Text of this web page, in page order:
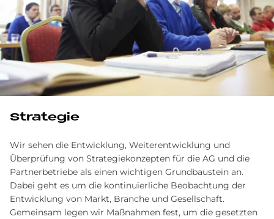
Stra­te­gie
Wir sehen die Entwicklung, Weiterentwicklung und
Überprüfung von Strategiekonzepten für die AG und die
Partnerbetriebe als einen wichtigen Grundbaustein an.
Dabei geht es um die kontinuierliche Beobachtung der
Entwicklung von Markt, Branche und Gesellschaft.
Gemeinsam legen wir Maßnahmen fest, um die gesetzten